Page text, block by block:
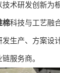
术研发创新为
棉科技与工艺融
生产、方案设
服务商。